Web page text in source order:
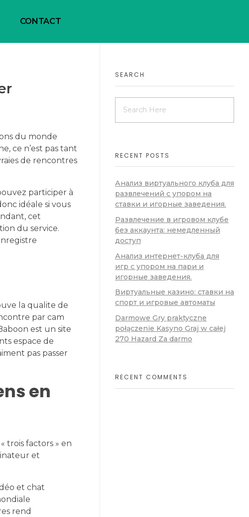
CONTACT
du monde
ce n’est pas tant
de rencontres
participer à
idéale si vous
cet
du service.
la qualite de
par cam
est un site
espace de
pas passer
en
trois factors » en
et
et chat
rend
SEARCH
RECENT POSTS
Анализ виртуального клуба для
развлечений с упором на
ставки и игорные заведения.
Развлечение в игровом клубе
без аккаунта: немедленный
доступ
Анализ интернет-клуба для
игр с упором на пари и
игорные заведения.
Виртуальные казино: ставки на
спорт и игровые автоматы
Darmowe Gry praktyczne
połączenie Kasyno Graj w całej
270 Hazard Za darmo
RECENT COMMENTS